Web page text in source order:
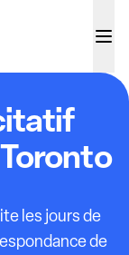
les jours de
de